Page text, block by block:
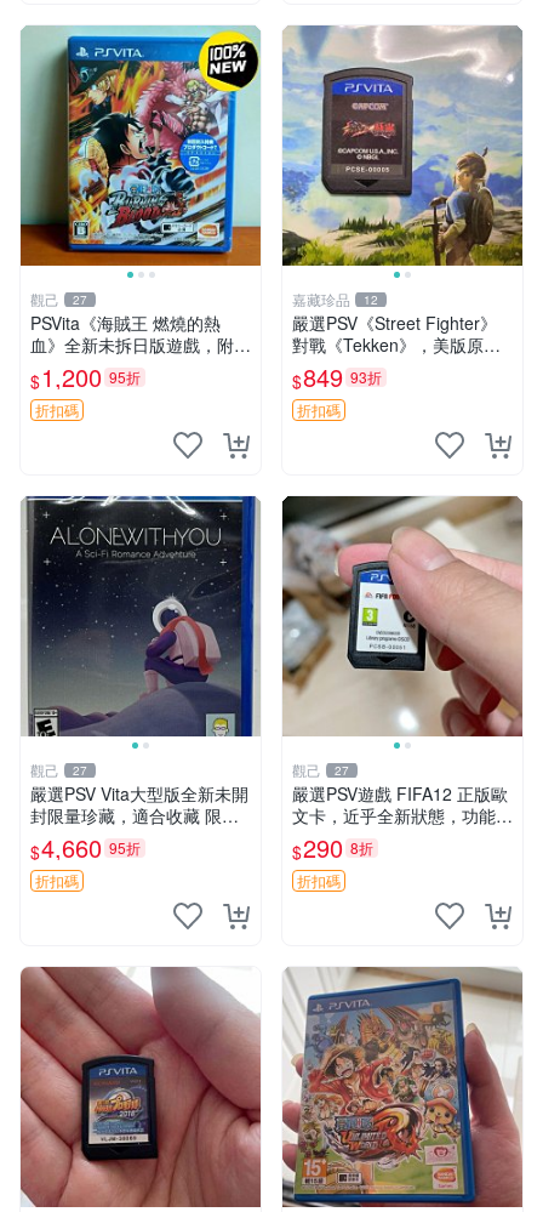
觀己 27
PSVita《海賊王 燃燒的熱
血》全新未拆日版遊戲，附原
盒保全新收藏 海賊王 PSVita
日版 游戲機
$1,200 95折
折扣碼
嘉藏珍品 12
嚴選PSV《Street Fighter》
對戰《Tekken》，美版原裝
遊戲，不容錯過！ 街霸 衝鋒
銅版
$849 93折
折扣碼
觀己 27
嚴選PSV Vita大型版全新未開
封限量珍藏，適合收藏 限量
遊戲機 創意設計 現代電玩
$4,660 95折
折扣碼
觀己 27
嚴選PSV遊戲 FIFA12 正版歐
文卡，近乎全新狀態，功能完
Good如初。裸卡 清潔 FIFA
12
$290 8折
折扣碼